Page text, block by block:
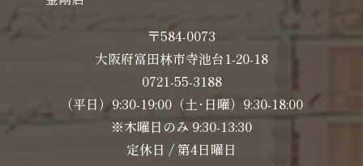
〒584-0073
大阪府富田林市寺池台1-20-18
0721-55-3188
（平日）9:30-19:00（土･日曜）9:30-18:00
※木曜日のみ 9:30-13:30
定休日 / 第4日曜日